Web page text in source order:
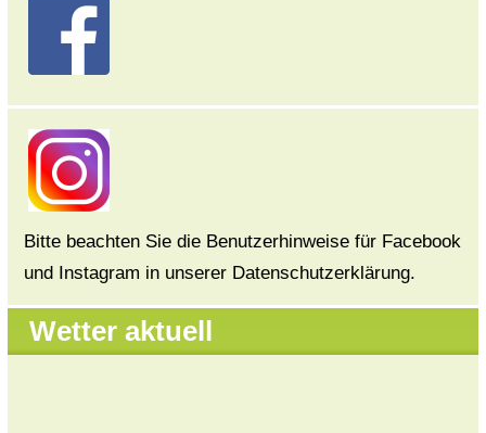
Bitte beachten Sie die Benutzerhinweise für Facebook
und Instagram in unserer Datenschutzerklärung.
Wetter aktuell